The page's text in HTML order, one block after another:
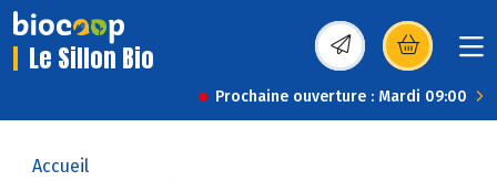
Le Sillon Bio (s’ouvre dans une
Prochaine ouverture : Mardi 09:00
Accueil